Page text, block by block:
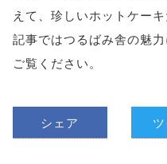
えて、珍しいホットケー
記事ではつるばみ舎の魅
ご覧ください。
シェア